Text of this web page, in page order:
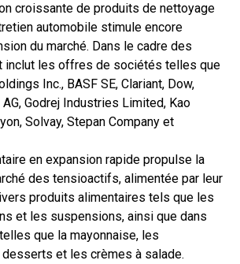
croissante de produits de nettoyage
automobile stimule encore
du marché. Dans le cadre des
inclut les offres de sociétés telles que
Inc., BASF SE, Clariant, Dow,
Godrej Industries Limited, Kao
Solvay, Stepan Company et
en expansion rapide propulse la
des tensioactifs, alimentée par leur
produits alimentaires tels que les
et les suspensions, ainsi que dans
que la mayonnaise, les
et les crèmes à salade.